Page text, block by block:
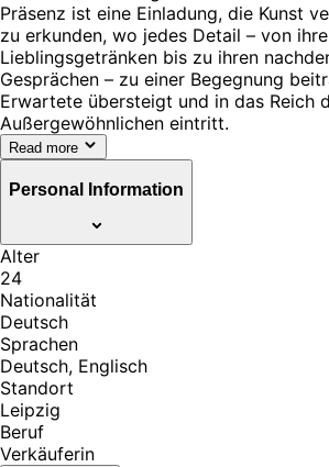
Präsenz ist eine Einladung, die Kunst
zu erkunden, wo jedes Detail – von
Lieblingsgetränken bis zu ihren
Gesprächen – zu einer Begegnung
Erwartete übersteigt und in das Reich
Außergewöhnlichen eintritt.
Read more
Personal Information
Alter
24
Nationalität
Deutsch
Sprachen
Deutsch, Englisch
Standort
Leipzig
Beruf
Verkäuferin